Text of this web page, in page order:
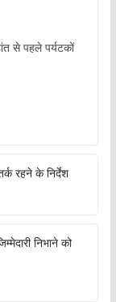
से पहले पर्यटकों
रहने के निर्देश
निभाने को